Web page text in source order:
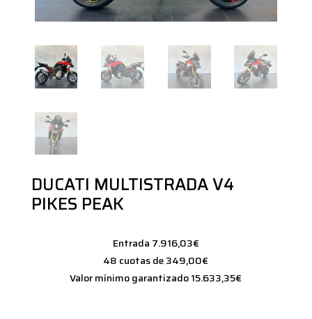
DUCATI MULTISTRADA V4
PIKES PEAK
Entrada 7.916,03€
48 cuotas de 349,00€
Valor mínimo garantizado 15.633,35€